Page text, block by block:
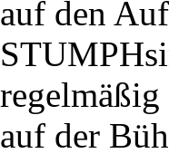
auf den
auf der